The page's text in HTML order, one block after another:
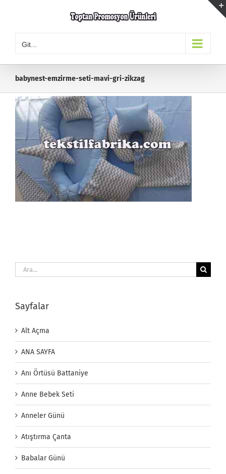
Git...
babynest-emzirme-seti-mavi-gri-zikzag
Ara:
Sayfalar
Alt Açma
ANA SAYFA
Anı Örtüsü Battaniye
Anne Bebek Seti
Anneler Günü
Atıştırma Çanta
Babalar Günü